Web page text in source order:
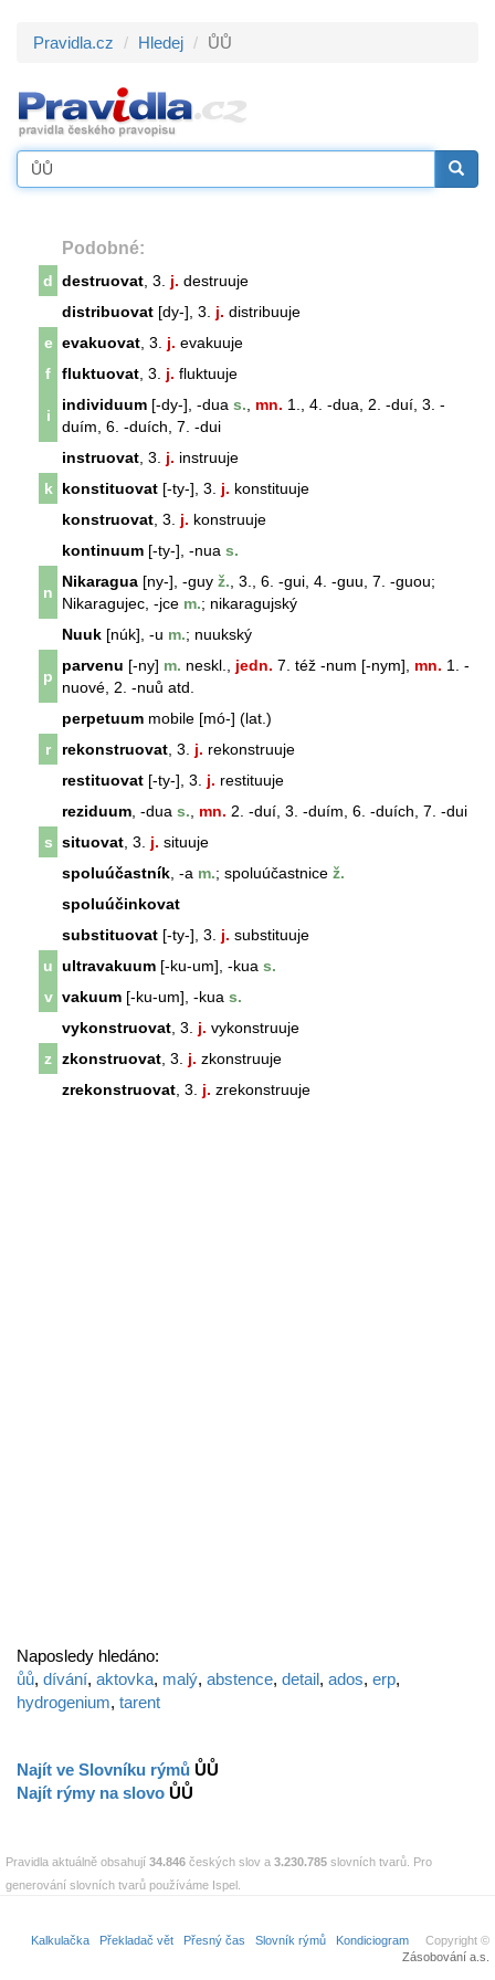
Pravidla.cz Hledej ŮŮ
Podobné:
d destruovat , 3. j. destruuje
distribuovat [dy-], 3. j. distribuuje
e evakuovat , 3. j. evakuuje
f
fluktuovat , 3. j. fluktuuje
i
individuum [-dy-], -dua s. mn. 1., 4. -dua, 2. -duí, 3. -
duím, 6. -duích, 7. -dui
instruovat , 3. j. instruuje
k
konstituovat [-ty-], 3. j. konstituuje
konstruovat , 3. j. konstruuje
kontinuum [-ty-], -nua s.
n
Nikaragua [ny-], -guy ž. , 3., 6. -gui, 4. -guu, 7. -guou;
Nikaragujec, -jce m.; nikaragujský
Nuuk [núk], -u m.; nuukský
p
parvenu [-ny] m. neskl., jedn. 7. též -num [-nym], mn. 1. -
nuové, 2. -nuů atd.
perpetuum mobile [mó-] (lat.)
r
rekonstruovat , 3. j. rekonstruuje
restituovat [-ty-], 3. j. restituuje
reziduum , -dua s. mn. 2. -duí, 3. -duím, 6. -duích, 7. -dui
s situovat , 3. j. situuje
spoluúčastník , -a m.; spoluúčastnice ž.
spoluúčinkovat
substituovat [-ty-], 3. j. substituuje
u ultravakuum [-ku-um], -kua s.
v vakuum [-ku-um], -kua s.
vykonstruovat , 3. j. vykonstruuje
z
zkonstruovat , 3. j. zkonstruuje
zrekonstruovat , 3. j. zrekonstruuje
Naposledy hledáno:
ůů, dívání, aktovka, malý, abstence, detail, ados, erp,
hydrogenium, tarent
Najít ve Slovníku rýmů ŮŮ
Najít rýmy na slovo ŮŮ
Pravidla aktuálně obsahují 34.846 českých slov a 3.230.785 slovních tvarů. Pro
generování slovních tvarů používáme Ispel.
Kalkulačka Překladač vět Přesný čas Slovník rýmů Kondiciogram Copyright ©
Zásobování a.s.